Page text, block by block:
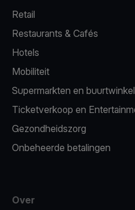
Retail
Restaurants & Cafés
Hotels
Mobiliteit
Supermarkten en
Ticketverkoop en
Gezondheidszorg
Onbeheerde betalingen
Over